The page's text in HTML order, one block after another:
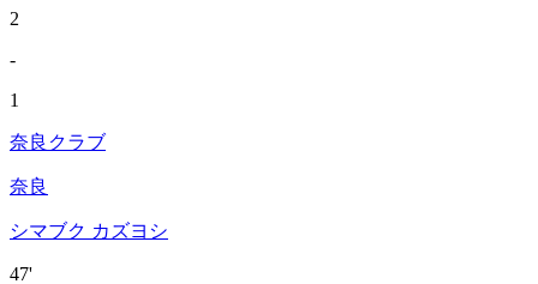
2
-
1
奈良クラブ
奈良
シマブク カズヨシ
47'